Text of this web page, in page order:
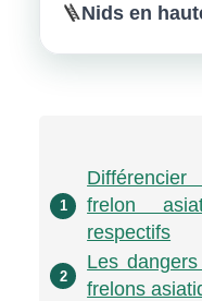
🪜Nids en
1
frelon
respectifs
2
Les
frelons